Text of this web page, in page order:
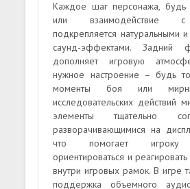
Каждое шаг персонажа, будь
или взаимодействие с
подкрепляется натуральными
саунд-эффектами. Задний
дополняет игровую
нужное настроение – будь
моменты боя или
исследовательских действий
элементы тщательно
разворачивающимися на
что помогает игроку
ориентироваться и
внутри игровых рамок. В игре
поддержка объемного